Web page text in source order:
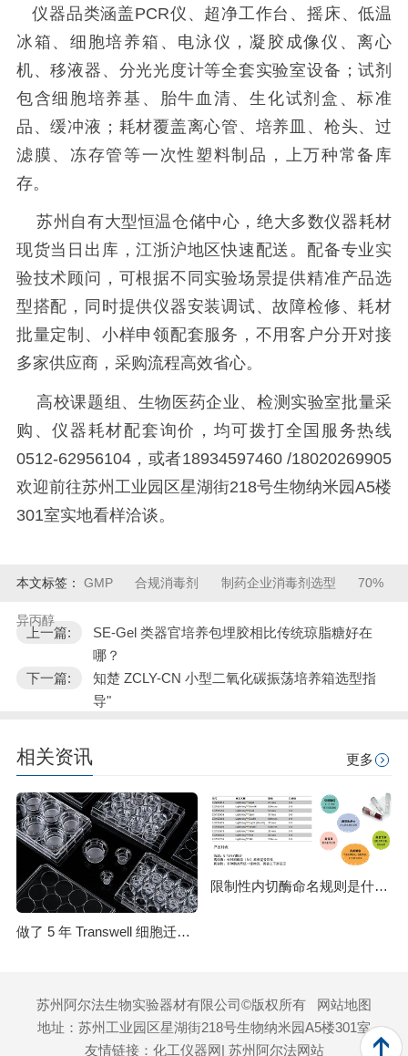
仪器品类涵盖PCR仪、超净工作台、摇床、低温
冰箱、细胞培养箱、电泳仪，凝胶成像仪、离心
机、移液器、分光光度计等全套实验室设备；试剂
包含细胞培养基、胎牛血清、生化试剂盒、标准
品、缓冲液；耗材覆盖离心管、培养皿、枪头、过
滤膜、冻存管等一次性塑料制品，上万种常备库
存。
苏州自有大型恒温仓储中心，绝大多数仪器耗材
现货当日出库，江浙沪地区快速配送。配备专业实
验技术顾问，可根据不同实验场景提供精准产品选
型搭配，同时提供仪器安装调试、故障检修、耗材
批量定制、小样申领配套服务，不用客户分开对接
多家供应商，采购流程高效省心。
高校课题组、生物医药企业、检测实验室批量采
购、仪器耗材配套询价，均可拨打全国服务热线
0512-62956104，或者18934597460 /18020269905
欢迎前往苏州工业园区星湖街218号生物纳米园A5楼
301室实地看样洽谈。
本文标签： GMP 合规消毒剂 制药企业消毒剂选型 70%
异丙醇
上一篇:
SE-Gel 类器官培养包埋胶相比传统琼脂糖好在
哪？
下一篇:
知楚 ZCLY-CN 小型二氧化碳振荡培养箱选型指
导"
相关资讯 更多
做了 5 年 Transwell 细胞迁移实验，从踩坑到稳出数据，这份详细操作和避坑指南请收好
限制性内切酶命名规则是什么？HindⅢ、EcoRI 等酶名的构成逻辑
苏州阿尔法生物实验器材有限公司©版权所有
网站地图
地址：苏州工业园区星湖街218号生物纳米园A5楼301室
友情链接： 化工仪器网| 苏州阿尔法网站